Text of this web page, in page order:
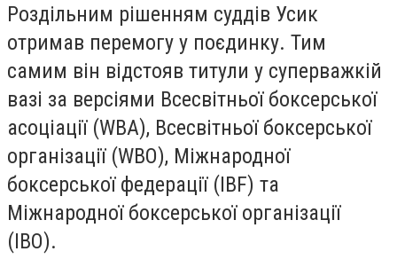
Роздільним рішенням суддів Усик
отримав перемогу у поєдинку. Тим
самим він відстояв титули у суперважкій
вазі за версіями Всесвітньої боксерської
асоціації (WBA), Всесвітньої боксерської
організації (WBO), Міжнародної
боксерської федерації (IBF) та
Міжнародної боксерської організації
(IBO).